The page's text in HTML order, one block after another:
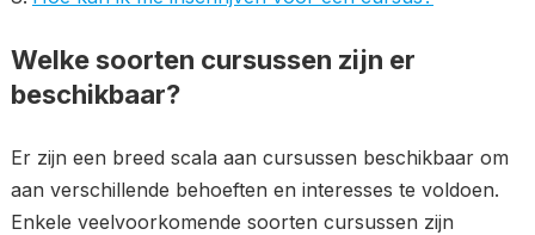
Welke soorten cursussen zijn er
beschikbaar?
Er zijn een breed scala aan cursussen beschikbaar om
aan verschillende behoeften en interesses te voldoen.
Enkele veelvoorkomende soorten cursussen zijn